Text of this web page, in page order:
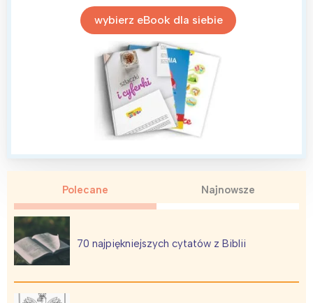
wybierz eBook dla siebie
Polecane Najnowsze
70 najpiękniejszych cytatów z Biblii